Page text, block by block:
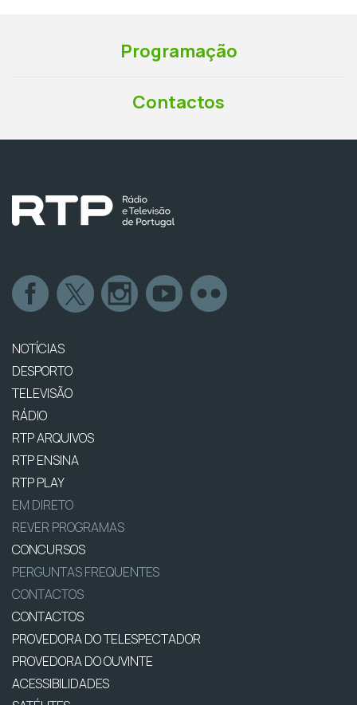
Programação
Contactos
NOTÍCIAS
DESPORTO
TELEVISÃO
RÁDIO
RTP ARQUIVOS
RTP ENSINA
RTP PLAY
EM DIRETO
REVER PROGRAMAS
CONCURSOS
PERGUNTAS FREQUENTES
CONTACTOS
CONTACTOS
PROVEDORA DO TELESPECTADOR
PROVEDORA DO OUVINTE
ACESSIBILIDADES